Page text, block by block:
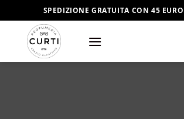
ai
contenuti
SPEDIZIONE GRATUITA CON 45